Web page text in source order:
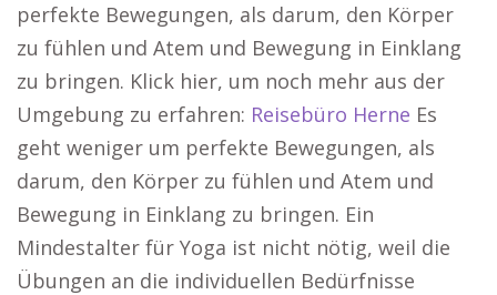
perfekte Bewegungen, als darum, den Körper
zu fühlen und Atem und Bewegung in Einklang
zu bringen. Klick hier, um noch mehr aus der
Umgebung zu erfahren: Reisebüro Herne Es
geht weniger um perfekte Bewegungen, als
darum, den Körper zu fühlen und Atem und
Bewegung in Einklang zu bringen. Ein
Mindestalter für Yoga ist nicht nötig, weil die
Übungen an die individuellen Bedürfnisse